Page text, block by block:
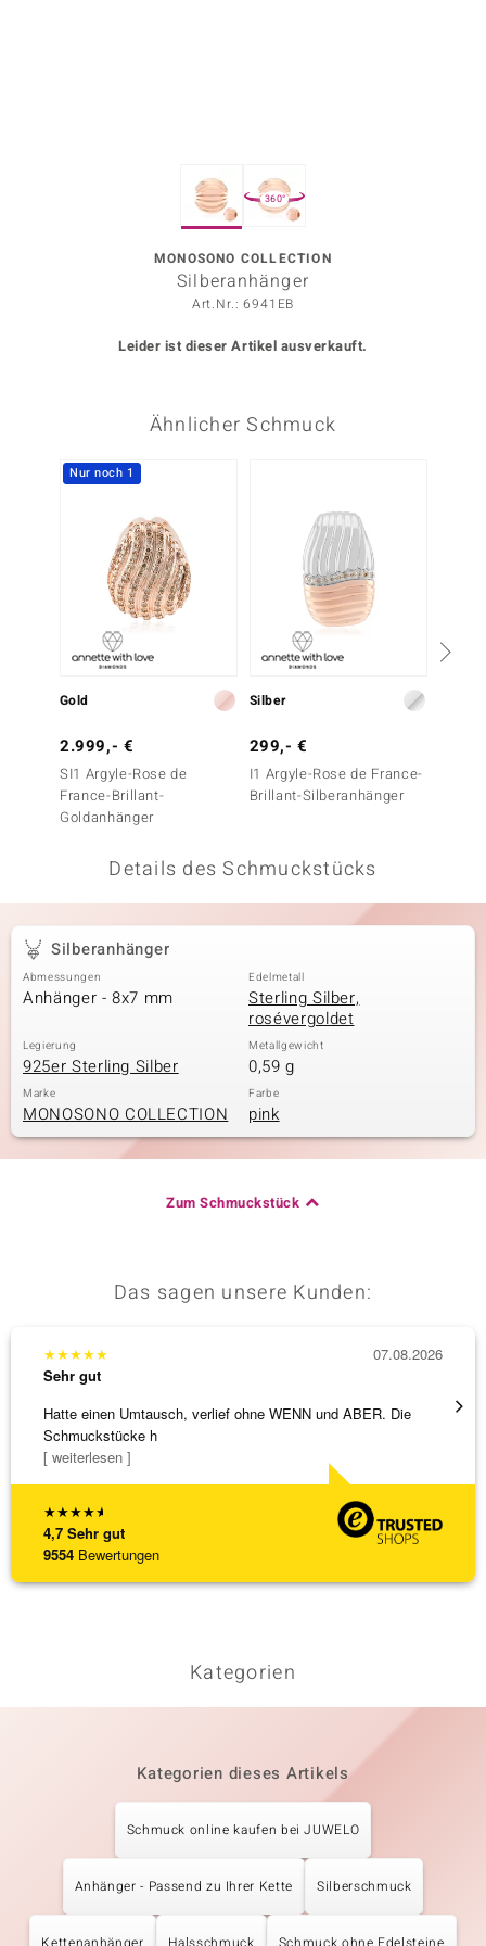
BY DE MELO
Collection
Classics
360°
MONOSONO COLLECTION
Silberanhänger
Art.Nr.: 6941EB
Leider ist dieser Artikel ausverkauft.
Ähnlicher Schmuck
Nur noch 1
Gold
2.999,- €
SI1 Argyle-Rose de
France-Brillant-
Goldanhänger
Silber
299,- €
I1 Argyle-Rose de France-
Brillant-Silberanhänger
Details des Schmuckstücks
Silberanhänger
Abmessungen
Anhänger - 8x7 mm
Edelmetall
Sterling Silber,
rosévergoldet
Legierung
925er Sterling Silber
Metallgewicht
0,59 g
Marke
MONOSONO COLLECTION
Farbe
pink
Zum Schmuckstück
Das sagen unsere Kunden:
★★★★★
4,7 Sehr gut
9554 Bewertungen
★★★★★
Sehr gut
Hatte einen Umtausch, verlief ohne WENN und ABER. Die
Schmuckstücke h
[ weiterlesen ]
07.08.2026
Die
Kategorien
Kategorien dieses Artikels
Schmuck online kaufen bei JUWELO
Anhänger - Passend zu Ihrer Kette Silberschmuck